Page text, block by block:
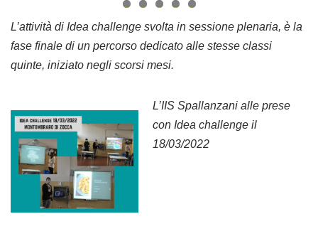
0 1 2 3 4 5 6 7 8
9 0 1 2
3
L’attività di Idea challenge svolta in sessione plenaria, è la
fase finale di un percorso dedicato alle stesse classi
quinte, iniziato negli scorsi mesi.
L’IIS Spallanzani alle prese
con Idea challenge il
18/03/2022